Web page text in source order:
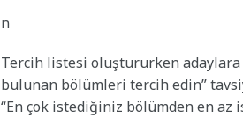
n
Tercih listesi oluştururken adaylara
bulunan bölümleri tercih edin”
“En çok istediğiniz bölümden en az